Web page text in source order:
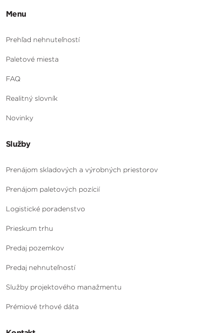
Menu
Prehľad nehnuteľností
Paletové miesta
FAQ
Realitný slovník
Novinky
Služby
Prenájom skladových a výrobných priestorov
Prenájom paletových pozícií
Logistické poradenstvo
Prieskum trhu
Predaj pozemkov
Predaj nehnuteľností
Služby projektového manažmentu
Prémiové trhové dáta